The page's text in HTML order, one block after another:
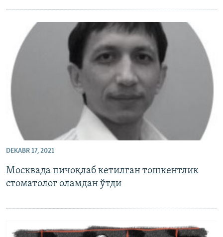
DEKABR 17, 2021
Москвада пичоқлаб кетилган тошкентлик
стоматолог оламдан ўтди